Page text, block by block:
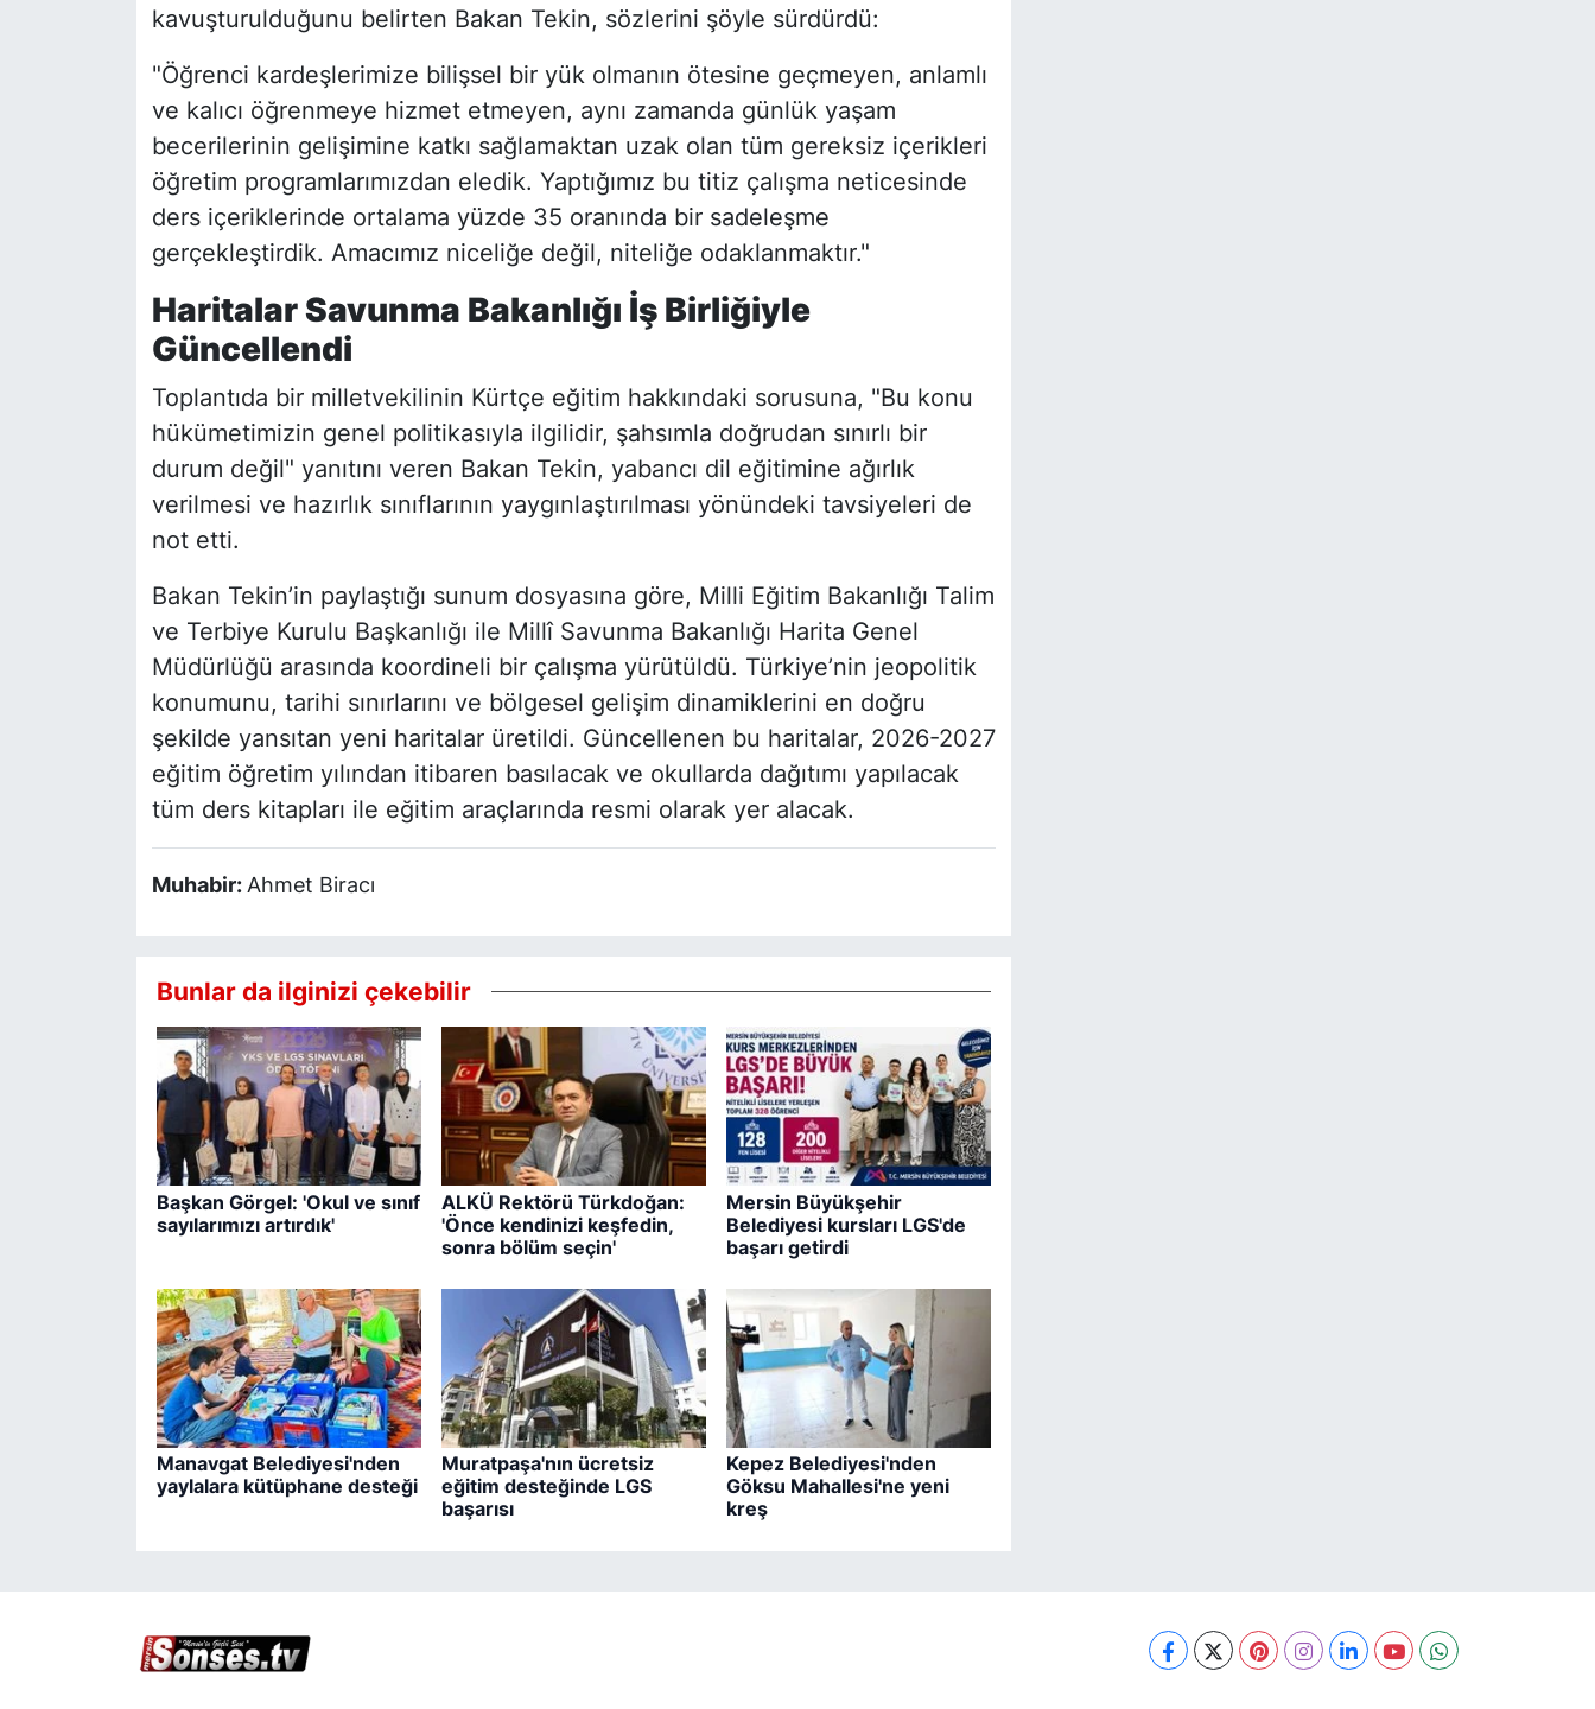
kavuşturulduğunu belirten Bakan Tekin, sözlerini şöyle sürdürdü:
"Öğrenci kardeşlerimize bilişsel bir yük olmanın ötesine geçmeyen, anlamlı
ve kalıcı öğrenmeye hizmet etmeyen, aynı zamanda günlük yaşam
becerilerinin gelişimine katkı sağlamaktan uzak olan tüm gereksiz içerikleri
öğretim programlarımızdan eledik. Yaptığımız bu titiz çalışma neticesinde
ders içeriklerinde ortalama yüzde 35 oranında bir sadeleşme
gerçekleştirdik. Amacımız niceliğe değil, niteliğe odaklanmaktır."
Haritalar Savunma Bakanlığı İş Birliğiyle
Güncellendi
Toplantıda bir milletvekilinin Kürtçe eğitim hakkındaki sorusuna, "Bu konu
hükümetimizin genel politikasıyla ilgilidir, şahsımla doğrudan sınırlı bir
durum değil" yanıtını veren Bakan Tekin, yabancı dil eğitimine ağırlık
verilmesi ve hazırlık sınıflarının yaygınlaştırılması yönündeki tavsiyeleri de
not etti.
Bakan Tekin’in paylaştığı sunum dosyasına göre, Milli Eğitim Bakanlığı Talim
ve Terbiye Kurulu Başkanlığı ile Millî Savunma Bakanlığı Harita Genel
Müdürlüğü arasında koordineli bir çalışma yürütüldü. Türkiye’nin jeopolitik
konumunu, tarihi sınırlarını ve bölgesel gelişim dinamiklerini en doğru
şekilde yansıtan yeni haritalar üretildi. Güncellenen bu haritalar, 2026-2027
eğitim öğretim yılından itibaren basılacak ve okullarda dağıtımı yapılacak
tüm ders kitapları ile eğitim araçlarında resmi olarak yer alacak.
Muhabir: Ahmet Biracı
Bunlar da ilginizi çekebilir
Başkan Görgel: 'Okul ve sınıf
sayılarımızı artırdık'
ALKÜ Rektörü Türkdoğan:
'Önce kendinizi keşfedin,
sonra bölüm seçin'
Mersin Büyükşehir
Belediyesi kursları LGS'de
başarı getirdi
Manavgat Belediyesi'nden
yaylalara kütüphane desteği
Muratpaşa'nın ücretsiz
eğitim desteğinde LGS
başarısı
Kepez Belediyesi'nden
Göksu Mahallesi'ne yeni
kreş